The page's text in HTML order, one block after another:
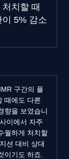
치할 때
5% 감소
구간의 플
때에도 다른
향을 보였습니
이에서 자주
월하게 처치할
션 대비 상대
이기도 하죠.